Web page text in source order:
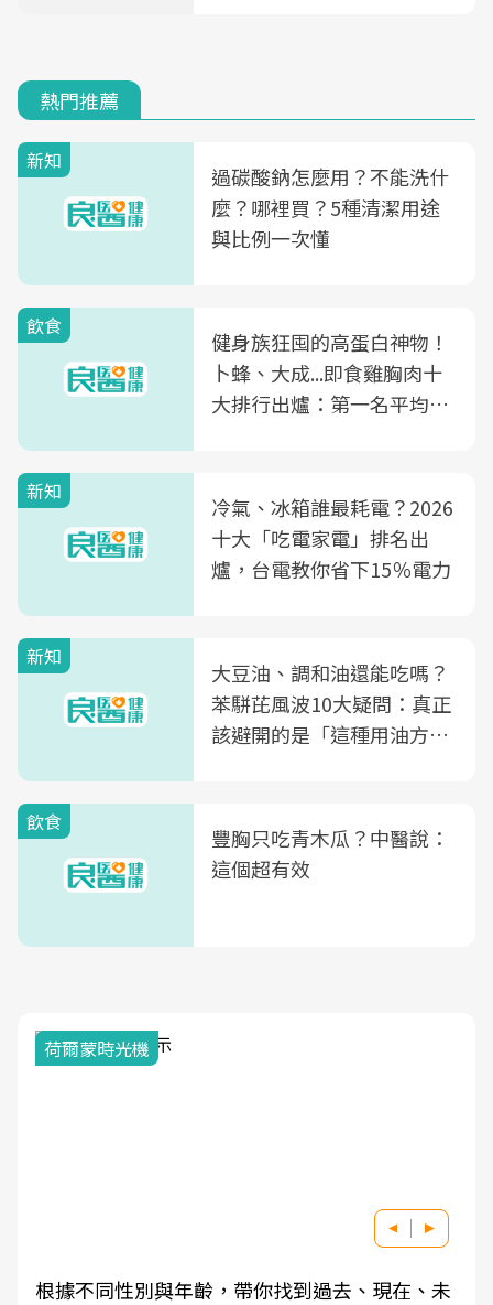
熱門推薦
新知
過碳酸鈉怎麼用？不能洗什
麼？哪裡買？5種清潔用途
與比例一次懂
飲食
健身族狂囤的高蛋白神物！
卜蜂、大成...即食雞胸肉十
大排行出爐：第一名平均一
新知
冷氣、冰箱誰最耗電？2026
十大「吃電家電」排名出
爐，台電教你省下15％電力
新知
大豆油、調和油還能吃嗎？
苯駢芘風波10大疑問：真正
該避開的是「這種用油方
飲食
豐胸只吃青木瓜？中醫說：
這個超有效
荷爾蒙時光機
根據不同性別與年齡，帶你找到過去、現在、未